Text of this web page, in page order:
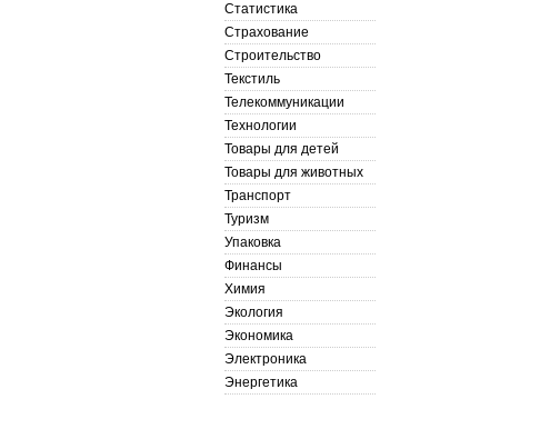
Статистика
Страхование
Строительство
Текстиль
Телекоммуникации
Технологии
Товары для детей
Товары для животных
Транспорт
Туризм
Упаковка
Финансы
Химия
Экология
Экономика
Электроника
Энергетика